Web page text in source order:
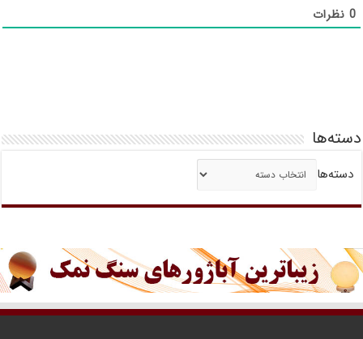
0 نظرات
دسته‌ها
دسته‌ها